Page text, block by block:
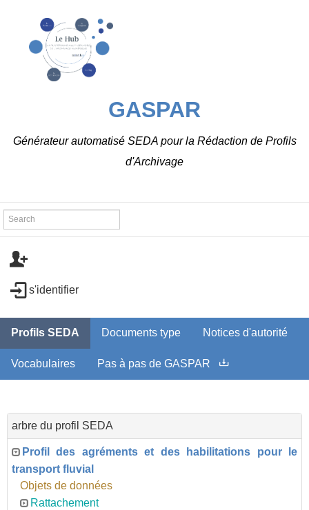
GASPAR
Générateur automatisé SEDA pour la Rédaction de Profils
d'Archivage
s'identifier
Profils SEDA Documents type Notices d'autorité
Vocabulaires Pas à pas de GASPAR
arbre du profil SEDA
Profil des agréments et des habilitations pour le
transport fluvial
Objets de données
Rattachement